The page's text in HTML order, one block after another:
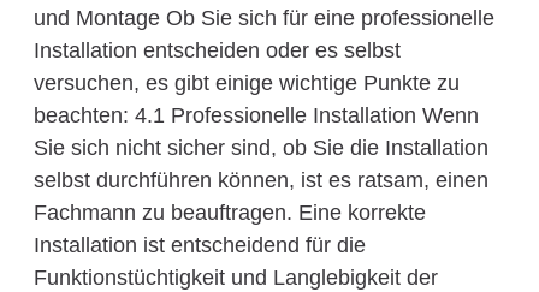
und Montage Ob Sie sich für eine professionelle
Installation entscheiden oder es selbst
versuchen, es gibt einige wichtige Punkte zu
beachten: 4.1 Professionelle Installation Wenn
Sie sich nicht sicher sind, ob Sie die Installation
selbst durchführen können, ist es ratsam, einen
Fachmann zu beauftragen. Eine korrekte
Installation ist entscheidend für die
Funktionstüchtigkeit und Langlebigkeit der